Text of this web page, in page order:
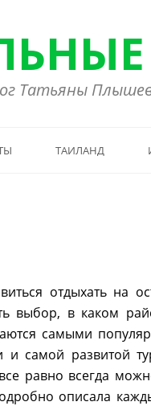
Татьяны
ТАИЛАНД
отдыхать на
выбор, в каком
самыми
самой развитой
равно всегда
описала